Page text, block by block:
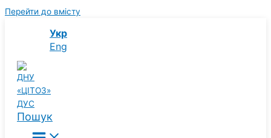
Перейти до вмісту
Укр
Eng
Пошук